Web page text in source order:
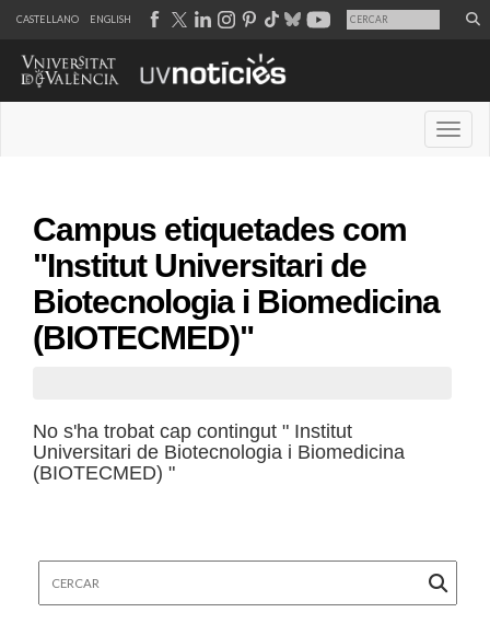
CASTELLANO ENGLISH
Campus etiquetades com
"Institut Universitari de
Biotecnologia i Biomedicina
(BIOTECMED)"
No s'ha trobat cap contingut " Institut
Universitari de Biotecnologia i Biomedicina
(BIOTECMED) "